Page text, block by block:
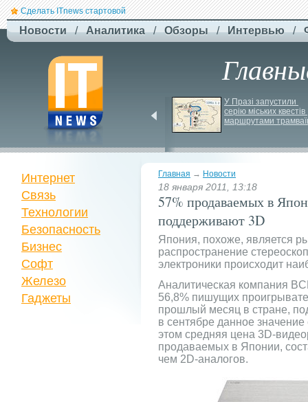
Сделать ITnews стартовой
Новости / Аналитика / Обзоры / Интервью /
бюджетный дрон F-
Сaptain, который
У Празі запустили
серію міських квестів
маршрутами
Главная → Новости
18 января 2011, 13:18
57% продаваемых в
поддерживают 3D
Япония, похоже, является
распространение
электроники происходит
Аналитическая компания
56,8% пишущих
прошлый месяц в стране,
в сентябре данное
этом средняя цена 3D-
продаваемых в Японии,
чем 2D-аналогов.
Интернет
Связь
Технологии
Безопасность
Бизнес
Софт
Железо
Гаджеты